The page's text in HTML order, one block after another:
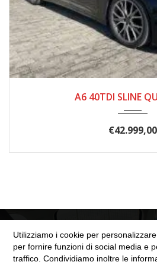
A6 40TDI SLINE
€42.999,00
Utilizziamo i cookie per
per fornire funzioni di social media e
traffico. Condividiamo inoltre le